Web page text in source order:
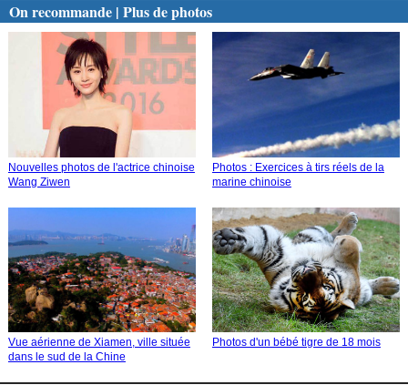
On recommande | Plus de photos
Nouvelles photos de l'actrice chinoise
Wang Ziwen
Photos : Exercices à tirs réels de la
marine chinoise
Vue aérienne de Xiamen, ville située
dans le sud de la Chine
Photos d'un bébé tigre de 18 mois